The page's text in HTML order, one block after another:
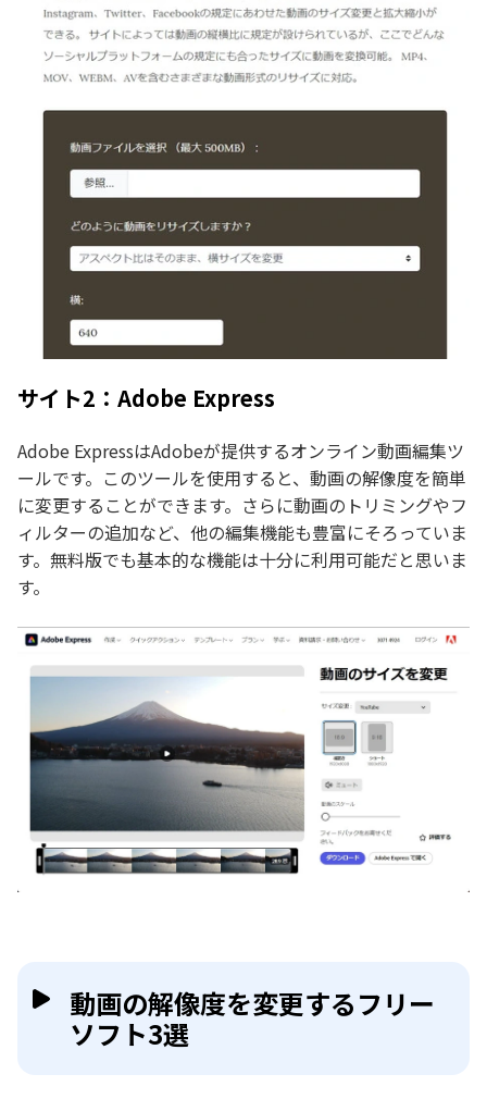
サイト2：Adobe Express
Adobe ExpressはAdobeが提供するオンライン動画編集ツ
ールです。このツールを使用すると、動画の解像度を簡単
に変更することができます。さらに動画のトリミングやフ
ィルターの追加など、他の編集機能も豊富にそろっていま
す。無料版でも基本的な機能は十分に利用可能だと思いま
す。
動画の解像度を変更するフリー
ソフト3選